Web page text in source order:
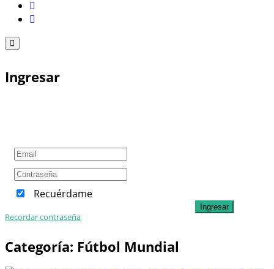
Ingresar
Recuérdame
Ingresar
Recordar contraseña
Categoría: Fútbol Mundial